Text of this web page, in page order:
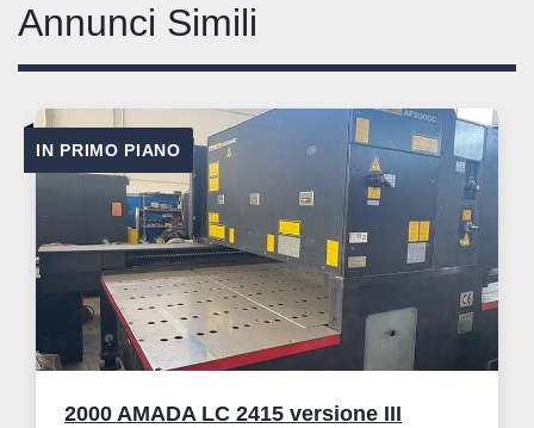
Annunci Simili
IN PRIMO PIANO
2000 AMADA LC 2415 versione III